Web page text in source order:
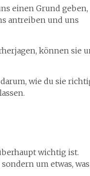
einen Grund geben,
antreiben und uns
können sie
wie du sie
wichtig ist.
um etwas, was